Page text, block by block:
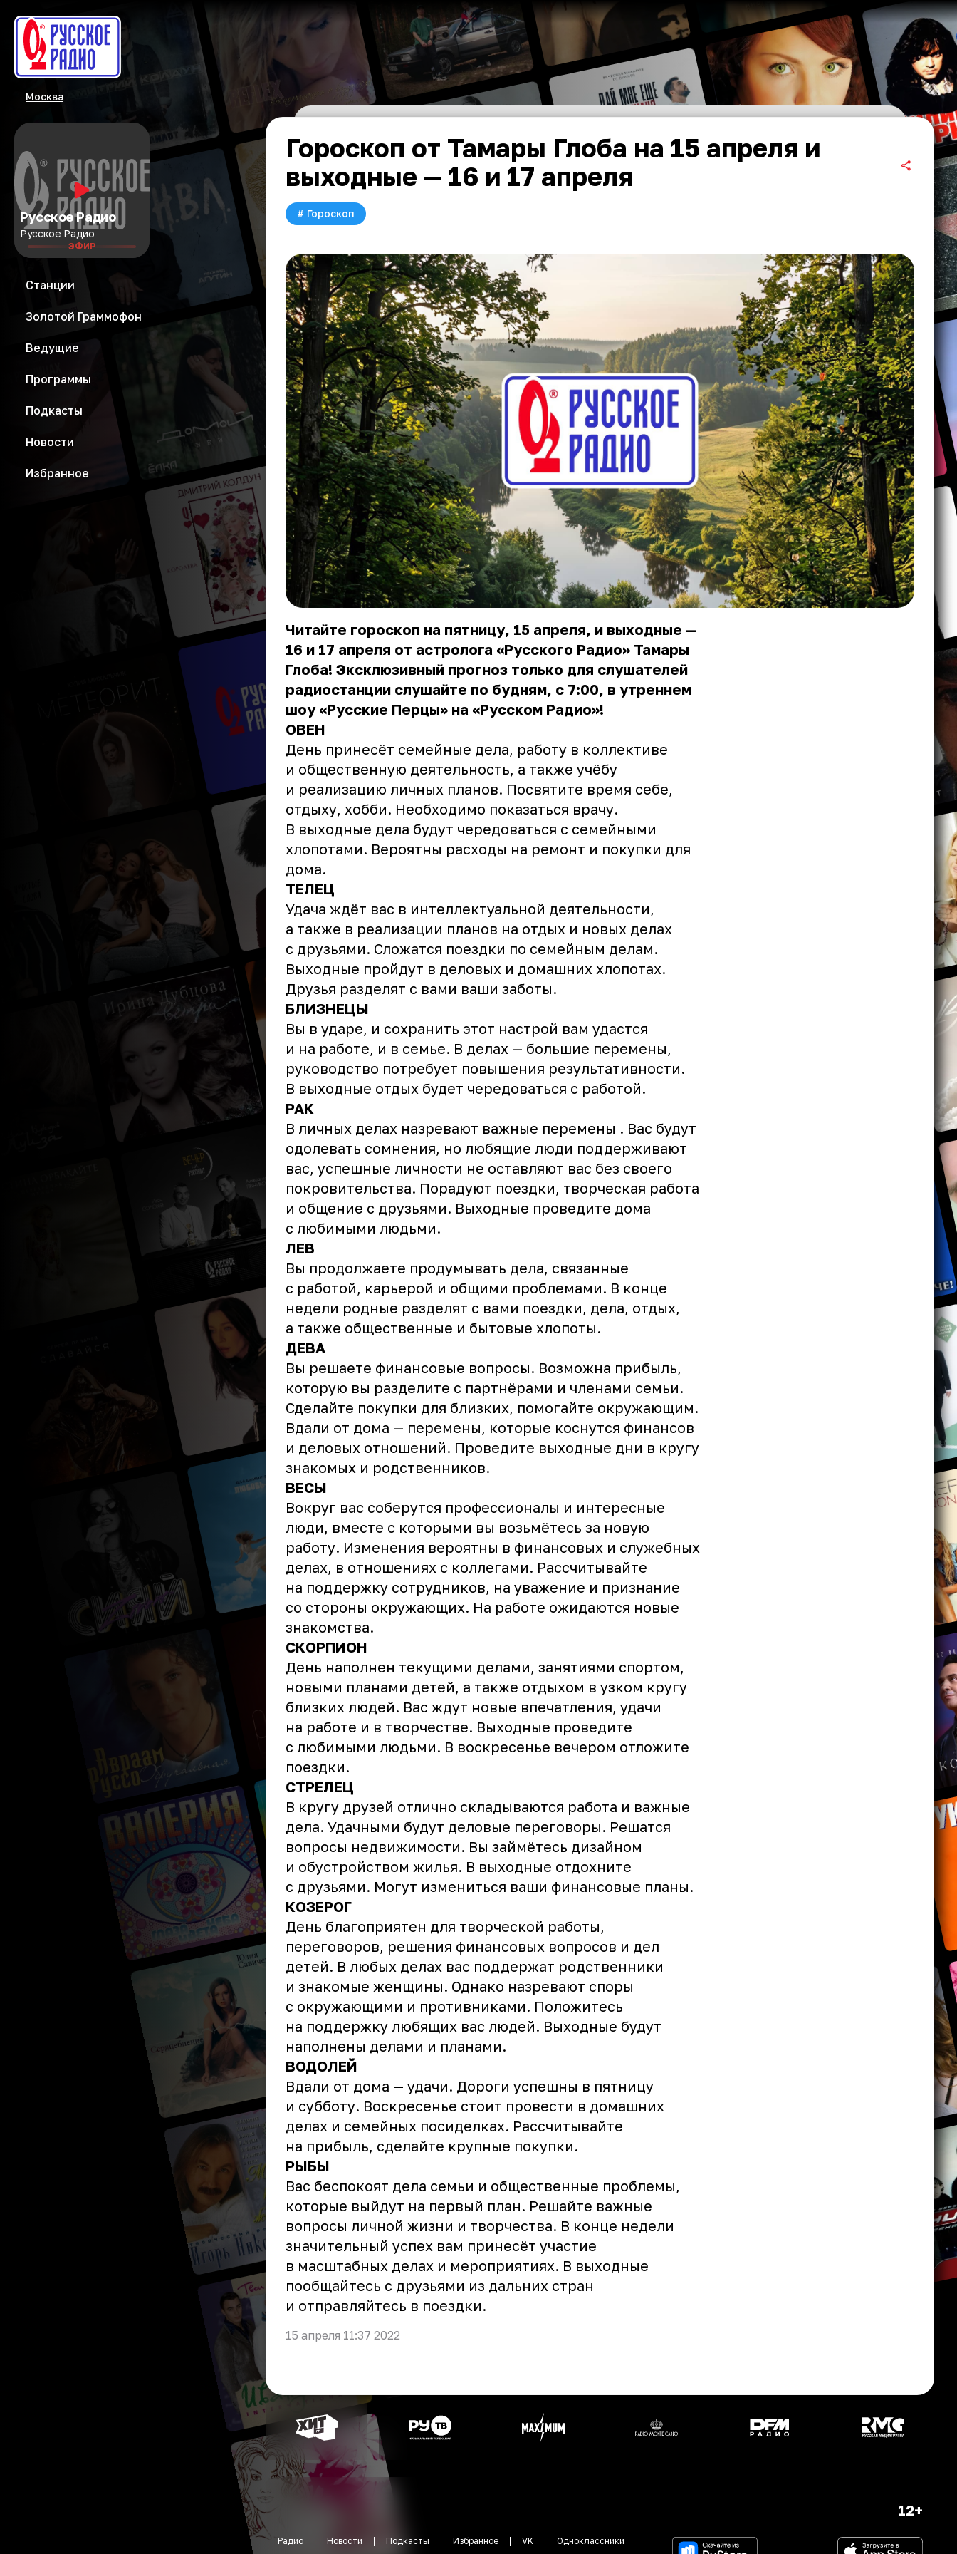
Москва
Русское Радио
Русское Радио
ЭФИР
Станции
Золотой Граммофон
Ведущие
Программы
Подкасты
Новости
Избранное
Гороскоп от Тамары Глоба на 15 апреля и
выходные — 16 и 17 апреля
# Гороскоп
Читайте гороскоп на пятницу, 15 апреля, и выходные —
16 и 17 апреля от астролога «Русского Радио» Тамары
Глоба! Эксклюзивный прогноз только для слушателей
радиостанции слушайте по будням, с 7:00, в утреннем
шоу «Русские Перцы» на «Русском Радио»!
ОВЕН
День принесёт семейные дела, работу в коллективе
и общественную деятельность, а также учёбу
и реализацию личных планов. Посвятите время себе,
отдыху, хобби. Необходимо показаться врачу.
В выходные дела будут чередоваться с семейными
хлопотами. Вероятны расходы на ремонт и покупки для
дома.
ТЕЛЕЦ
Удача ждёт вас в интеллектуальной деятельности,
а также в реализации планов на отдых и новых делах
с друзьями. Сложатся поездки по семейным делам.
Выходные пройдут в деловых и домашних хлопотах.
Друзья разделят с вами ваши заботы.
БЛИЗНЕЦЫ
Вы в ударе, и сохранить этот настрой вам удастся
и на работе, и в семье. В делах — большие перемены,
руководство потребует повышения результативности.
В выходные отдых будет чередоваться с работой.
РАК
В личных делах назревают важные перемены . Вас будут
одолевать сомнения, но любящие люди поддерживают
вас, успешные личности не оставляют вас без своего
покровительства. Порадуют поездки, творческая работа
и общение с друзьями. Выходные проведите дома
с любимыми людьми.
ЛЕВ
Вы продолжаете продумывать дела, связанные
с работой, карьерой и общими проблемами. В конце
недели родные разделят с вами поездки, дела, отдых,
а также общественные и бытовые хлопоты.
ДЕВА
Вы решаете финансовые вопросы. Возможна прибыль,
которую вы разделите с партнёрами и членами семьи.
Сделайте покупки для близких, помогайте окружающим.
Вдали от дома — перемены, которые коснутся финансов
и деловых отношений. Проведите выходные дни в кругу
знакомых и родственников.
ВЕСЫ
Вокруг вас соберутся профессионалы и интересные
люди, вместе с которыми вы возьмётесь за новую
работу. Изменения вероятны в финансовых и служебных
делах, в отношениях с коллегами. Рассчитывайте
на поддержку сотрудников, на уважение и признание
со стороны окружающих. На работе ожидаются новые
знакомства.
СКОРПИОН
День наполнен текущими делами, занятиями спортом,
новыми планами детей, а также отдыхом в узком кругу
близких людей. Вас ждут новые впечатления, удачи
на работе и в творчестве. Выходные проведите
с любимыми людьми. В воскресенье вечером отложите
поездки.
СТРЕЛЕЦ
В кругу друзей отлично складываются работа и важные
дела. Удачными будут деловые переговоры. Решатся
вопросы недвижимости. Вы займётесь дизайном
и обустройством жилья. В выходные отдохните
с друзьями. Могут измениться ваши финансовые планы.
КОЗЕРОГ
День благоприятен для творческой работы,
переговоров, решения финансовых вопросов и дел
детей. В любых делах вас поддержат родственники
и знакомые женщины. Однако назревают споры
с окружающими и противниками. Положитесь
на поддержку любящих вас людей. Выходные будут
наполнены делами и планами.
ВОДОЛЕЙ
Вдали от дома — удачи. Дороги успешны в пятницу
и субботу. Воскресенье стоит провести в домашних
делах и семейных посиделках. Рассчитывайте
на прибыль, сделайте крупные покупки.
РЫБЫ
Вас беспокоят дела семьи и общественные проблемы,
которые выйдут на первый план. Решайте важные
вопросы личной жизни и творчества. В конце недели
значительный успех вам принесёт участие
в масштабных делах и мероприятиях. В выходные
пообщайтесь с друзьями из дальних стран
и отправляйтесь в поездки.
15 апреля 11:37 2022
12+
Радио Новости Подкасты Избранное VK Одноклассники